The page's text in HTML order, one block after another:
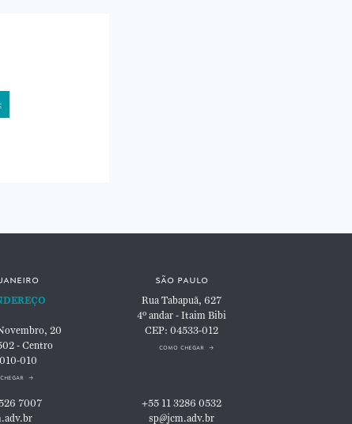
20
- Centro
010
7007
são paulo
Rua Tabapuã, 627
4º andar - Itaim Bibi
CEP: 04533-012
como chegar
+55 11 3286 0532
sp@jcm.adv.br